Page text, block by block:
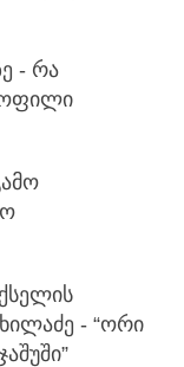
- რა
- “ორი